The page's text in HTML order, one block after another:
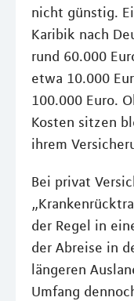
nicht günstig.
Karibik nach
rund 60.000
etwa 10.000
100.000 Euro.
Kosten sitzen
ihrem
Bei privat
der Regel in
der Abreise in
längeren
Umfang